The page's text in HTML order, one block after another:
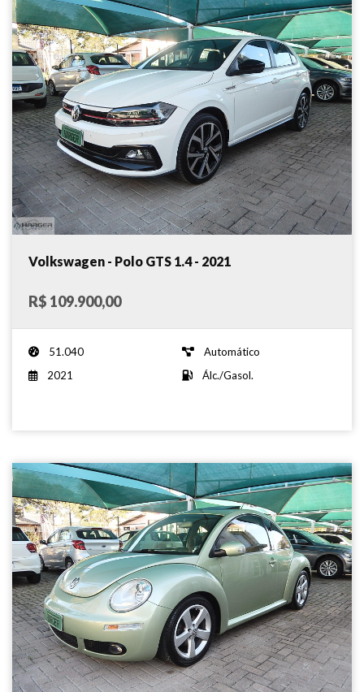
Volkswagen - Polo GTS 1.4 - 2021
R$ 109.900,00
51.040
Automático
2021
Álc./Gasol.